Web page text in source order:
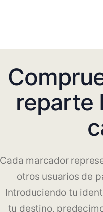
reparte
Cada marcador
otros usuarios de
Introduciendo tu
tu destino,